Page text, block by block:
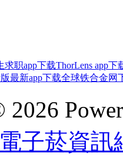
求职app下载ThorLens app下
最新app下载全球铁合金网
2026
子菸資訊